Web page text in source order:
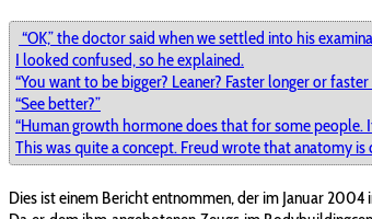
“OK,” the doctor said when we settled into his
I looked confused, so he explained.
“You want to be bigger? Leaner? Faster longer or
“See better?”
“Human growth hormone does that for some people.
This was quite a concept. Freud wrote that anatomy
Dies ist einem Bericht entnommen, der im Januar